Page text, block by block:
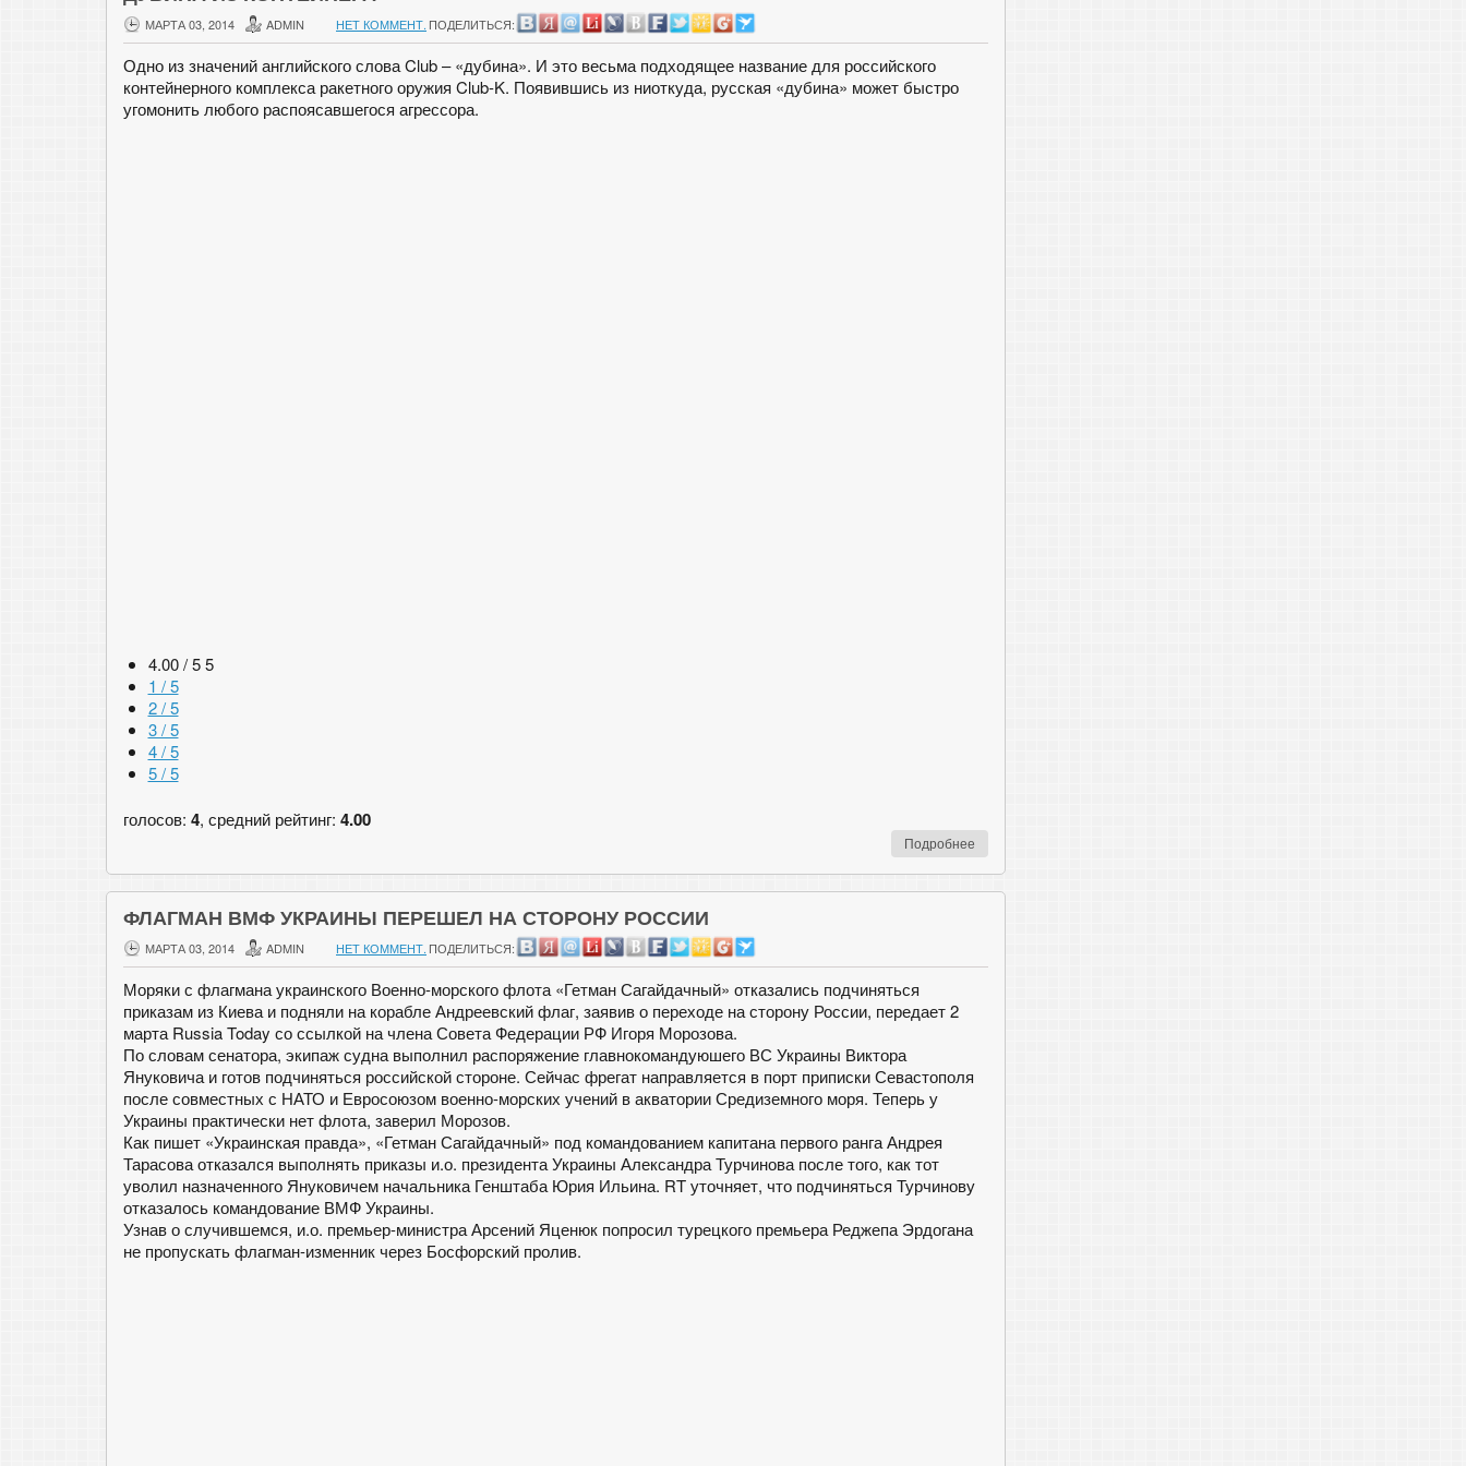
МАРТА 03, 2014 ADMIN НЕТ КОММЕНТ. ПОДЕЛИТЬСЯ:
Одно из значений английского слова Club – «дубина». И это весьма подходящее название для российского
контейнерного комплекса ракетного оружия Club-K. Появившись из ниоткуда, русская «дубина» может быстро
угомонить любого распоясавшегося агрессора.
4.00 / 5 5
1 / 5
2 / 5
3 / 5
4 / 5
5 / 5
голосов: 4, средний рейтинг: 4.00
Подробнее
ФЛАГМАН ВМФ УКРАИНЫ ПЕРЕШЕЛ НА СТОРОНУ РОССИИ
МАРТА 03, 2014 ADMIN НЕТ КОММЕНТ. ПОДЕЛИТЬСЯ:
Моряки с флагмана украинского Военно-морского флота «Гетман Сагайдачный» отказались подчиняться
приказам из Киева и подняли на корабле Андреевский флаг, заявив о переходе на сторону России, передает 2
марта Russia Today со ссылкой на члена Совета Федерации РФ Игоря Морозова.
По словам сенатора, экипаж судна выполнил распоряжение главнокомандуюшего ВС Украины Виктора
Януковича и готов подчиняться российской стороне. Сейчас фрегат направляется в порт приписки Севастополя
после совместных с НАТО и Евросоюзом военно-морских учений в акватории Средиземного моря. Теперь у
Украины практически нет флота, заверил Морозов.
Как пишет «Украинская правда», «Гетман Сагайдачный» под командованием капитана первого ранга Андрея
Тарасова отказался выполнять приказы и.о. президента Украины Александра Турчинова после того, как тот
уволил назначенного Януковичем начальника Генштаба Юрия Ильина. RT уточняет, что подчиняться Турчинову
отказалось командование ВМФ Украины.
Узнав о случившемся, и.о. премьер-министра Арсений Яценюк попросил турецкого премьера Реджепа Эрдогана
не пропускать флагман-изменник через Босфорский пролив.